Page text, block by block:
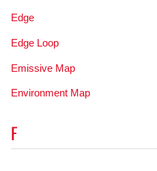
Edge
Edge Loop
Emissive Map
Environment Map
F